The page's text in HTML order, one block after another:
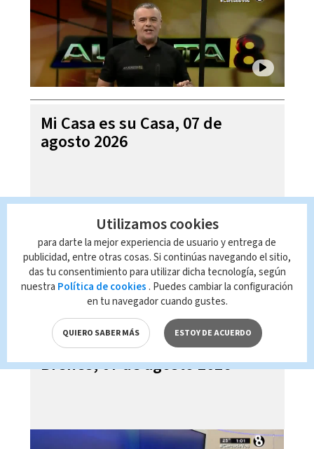
Mi Casa es su Casa, 07 de
agosto 2026
Telediario En Directo con Paula
Brenes, 07 de agosto 2026
Utilizamos cookies
para darte la mejor experiencia de usuario y entrega de
publicidad, entre otras cosas. Si continúas navegando el sitio,
das tu consentimiento para utilizar dicha tecnología, según
nuestra Política de cookies . Puedes cambiar la configuración
en tu navegador cuando gustes.
QUIERO SABER MÁS ESTOY DE ACUERDO